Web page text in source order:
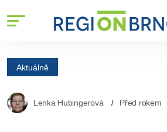
Aktuálně
Lenka Hubingerová Před rokem